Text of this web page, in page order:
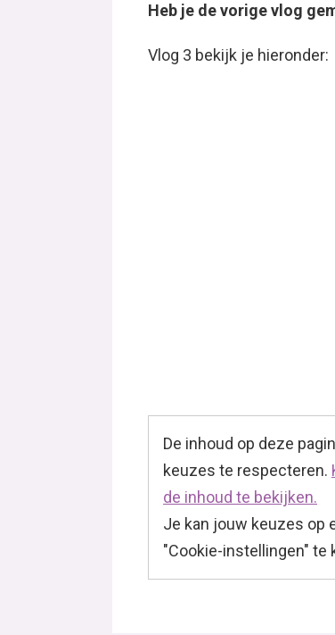
Heb je de vorige vlog
Vlog 3 bekijk je hieronder:
De inhoud op deze
keuzes te respecteren.
de inhoud te bekijken.
Je kan jouw keuzes op
"Cookie-instellingen" te